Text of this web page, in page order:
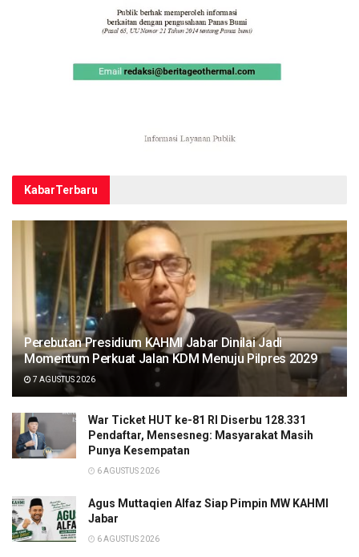
KabarTerbaru
Perebutan Presidium KAHMI Jabar Dinilai Jadi
Momentum Perkuat Jalan KDM Menuju Pilpres 2029
7 AGUSTUS 2026
War Ticket HUT ke-81 RI Diserbu 128.331
Pendaftar, Mensesneg: Masyarakat Masih
Punya Kesempatan
6 AGUSTUS 2026
Agus Muttaqien Alfaz Siap Pimpin MW KAHMI
Jabar
6 AGUSTUS 2026